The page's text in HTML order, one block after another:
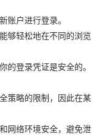
账户进行登录。
够轻松地在不同的浏览
的登录凭证是安全的。
策略的限制，因此在某
网络环境安全，避免泄